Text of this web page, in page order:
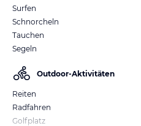
Surfen
Schnorcheln
Tauchen
Segeln
Outdoor-Aktivitäten
Reiten
Radfahren
Golfplatz